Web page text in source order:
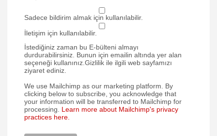
Sadece bildirim almak için kullanılabilir.
İletişim için kullanılabilir.
İstediğiniz zaman bu E-bülteni almayı
durdurabilirsiniz. Bunun için emailin altında yer alan
seçeneği kullanınız.Gizlilik ile ilgili web sayfamızı
ziyaret ediniz.
We use Mailchimp as our marketing platform. By
clicking below to subscribe, you acknowledge that
your information will be transferred to Mailchimp for
processing. Learn more about Mailchimp's privacy
practices here.